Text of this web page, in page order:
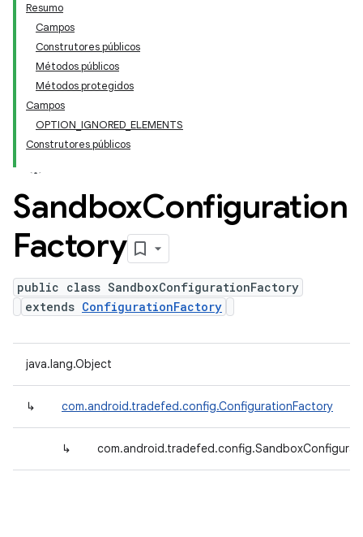
Resumo
Campos
Construtores públicos
Métodos públicos
Métodos protegidos
Campos
OPTION_IGNORED_ELEMENTS
Construtores públicos
SandboxConfiguration
Factory
public class SandboxConfigurationFactory
extends ConfigurationFactory
java.lang.Object
↳ com.android.tradefed.config.ConfigurationFactory
↳